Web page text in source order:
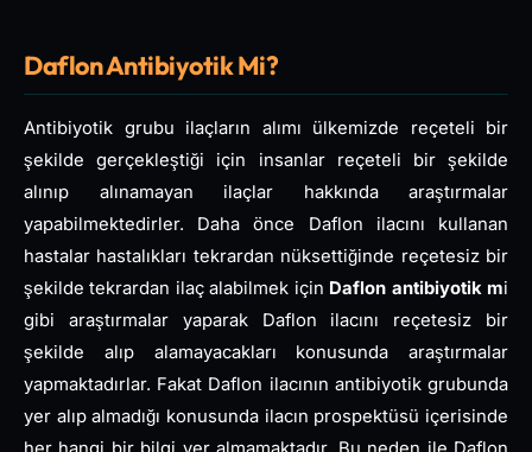
Daflon Antibiyotik Mi?
Antibiyotik grubu ilaçların alımı ülkemizde reçeteli bir
şekilde gerçekleştiği için insanlar reçeteli bir şekilde
alınıp alınamayan ilaçlar hakkında araştırmalar
yapabilmektedirler. Daha önce Daflon ilacını kullanan
hastalar hastalıkları tekrardan nüksettiğinde reçetesiz bir
şekilde tekrardan ilaç alabilmek için Daflon antibiyotik mi
gibi araştırmalar yaparak Daflon ilacını reçetesiz bir
şekilde alıp alamayacakları konusunda araştırmalar
yapmaktadırlar. Fakat Daflon ilacının antibiyotik grubunda
yer alıp almadığı konusunda ilacın prospektüsü içerisinde